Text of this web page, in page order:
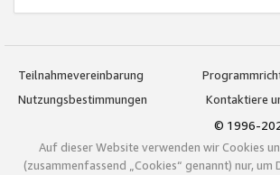
Teilnahmevereinbarung
Nutzungsbestimmungen
Kontaktiere
© 1996-
Auf dieser Website verwenden wir Cookies
(zusammenfassend „Cookies“ genannt) nur, um